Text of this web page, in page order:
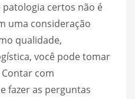
certos não é
uma consideração
qualidade,
você pode tomar
com
fazer as perguntas